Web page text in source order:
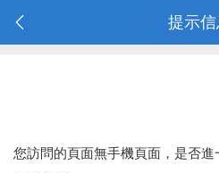
提示信
您訪問的頁面無手機頁面，是否進